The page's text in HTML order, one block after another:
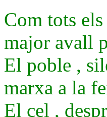
Com tots
major avall
El poble ,
marxa a la
El cel ,